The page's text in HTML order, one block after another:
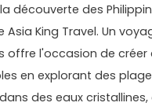
en Extrême-Orient.....
découverte des
King Travel. Un
offre l'occasion de créer
en explorant des
des eaux cristallines,